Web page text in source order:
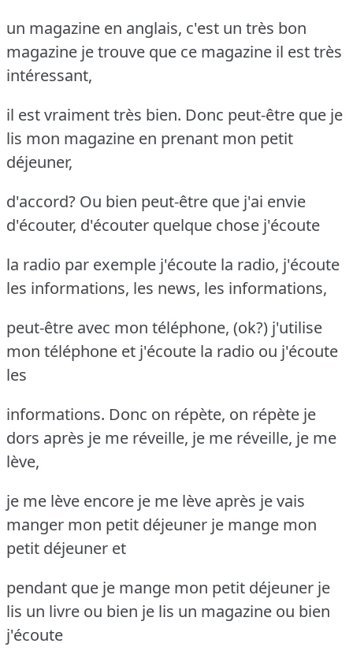
un magazine en anglais, c'est un très bon
magazine je trouve que ce magazine il est très
intéressant,
il est vraiment très bien. Donc peut-être que je
lis mon magazine en prenant mon petit
déjeuner,
d'accord? Ou bien peut-être que j'ai envie
d'écouter, d'écouter quelque chose j'écoute
la radio par exemple j'écoute la radio, j'écoute
les informations, les news, les informations,
peut-être avec mon téléphone, (ok?) j'utilise
mon téléphone et j'écoute la radio ou j'écoute
les
informations. Donc on répète, on répète je
dors après je me réveille, je me réveille, je me
lève,
je me lève encore je me lève après je vais
manger mon petit déjeuner je mange mon
petit déjeuner et
pendant que je mange mon petit déjeuner je
lis un livre ou bien je lis un magazine ou bien
j'écoute